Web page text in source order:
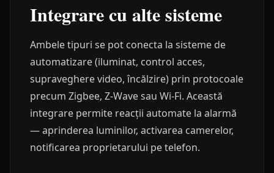
Integrare cu alte sisteme
Ambele tipuri se pot conecta la sisteme de
automatizare (iluminat, control acces,
supraveghere video, încălzire) prin protocoale
precum Zigbee, Z-Wave sau Wi-Fi. Această
integrare permite reacții automate la alarmă
— aprinderea luminilor, activarea camerelor,
notificarea proprietarului pe telefon.